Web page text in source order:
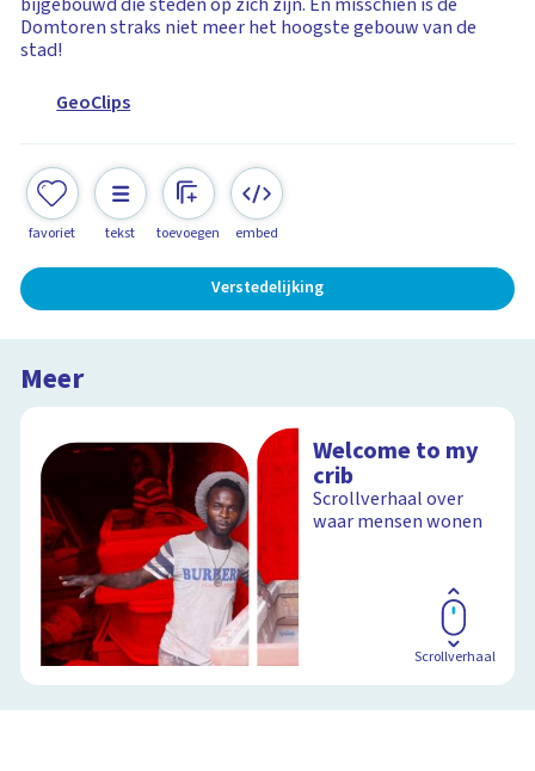
Domtoren straks niet meer het hoogste gebouw van de
stad!
GeoClips
favoriet tekst toevoegen embed
Verstedelijking
Meer
Welcome to my
crib
Scrollverhaal over
waar mensen wonen
Scrollverhaal